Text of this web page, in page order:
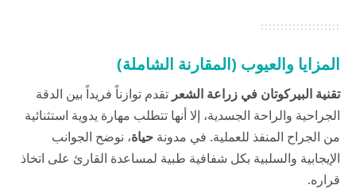
المزايا والعيوب (المقارنة الشاملة)
تقنية البيركوتان في زراعة الشعر تقدم توازناً فريداً بين الدقة
الجراحية والراحة الجسدية، إلا أنها تتطلب مهارة يدوية استثنائية
من الجراح المنفذ للعملية. في مدونة حياة، نوضح الجوانب
الإيجابية والسلبية بكل شفافية طبية لمساعدة القارئ على اتخاذ
قراره.